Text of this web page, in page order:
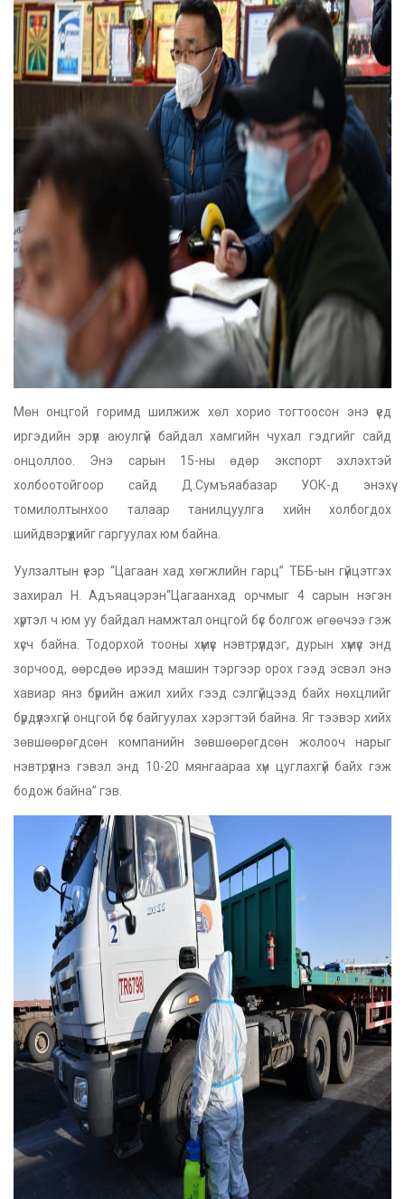
Мөн онцгой горимд шилжиж хөл хорио тогтоосон энэ үед
иргэдийн эрүүл аюулгүй байдал хамгийн чухал гэдгийг сайд
онцоллоо. Энэ сарын 15-ны өдөр экспорт эхлэхтэй
холбоотойгоор сайд Д.Сумъяабазар УОК-д энэхүү
томилолтынхоо талаар танилцуулга хийн холбогдох
шийдвэрүүдийг гаргуулах юм байна.
Уулзалтын үеэр “Цагаан хад хөгжлийн гарц” ТББ-ын гүйцэтгэх
захирал Н. Адъяацэрэн“Цагаанхад орчмыг 4 сарын нэгэн
хүртэл ч юм уу байдал намжтал онцгой бүс болгож өгөөчээ гэж
хүсч байна. Тодорхой тооны хүмүүс нэвтрүүлдэг, дурын хүмүүс энд
зорчоод, өөрсдөө ирээд машин тэргээр орох гээд эсвэл энэ
хавиар янз бүрийн ажил хийх гээд сэлгүйцээд байх нөхцлийг
бүрдүүлэхгүй онцгой бүс байгуулах хэрэгтэй байна. Яг тээвэр хийх
зөвшөөрөгдсөн компанийн зөвшөөрөгдсөн жолооч нарыг
нэвтрүүлнэ гэвэл энд 10-20 мянгаараа хүн цуглахгүй байх гэж
бодож байна” гэв.